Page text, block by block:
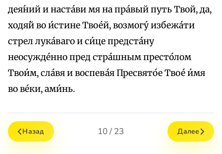
дея́ний и наста́ви мя на пра́вый путь Твой, да,
ходя́й во и́стине Твое́й, возмогу́ избежа́ти
стрел лука́ваго и си́це предста́ну
неосужде́нно пред стра́шным престо́лом
Твои́м, сла́вя и воспева́я Пресвято́е Твое́ и́мя
во ве́ки, ами́нь.
Назад 10 / 23 Далее